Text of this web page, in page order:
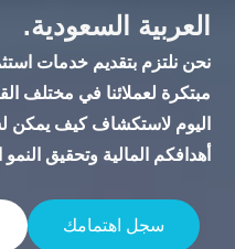
العربية السعودية.
نحن نلتزم بتقديم خدمات
مبتكرة لعملائنا في مختلف
اليوم لاستكشاف كيف يمكن
أهدافكم المالية وتحقيق
سجل اهتمامك